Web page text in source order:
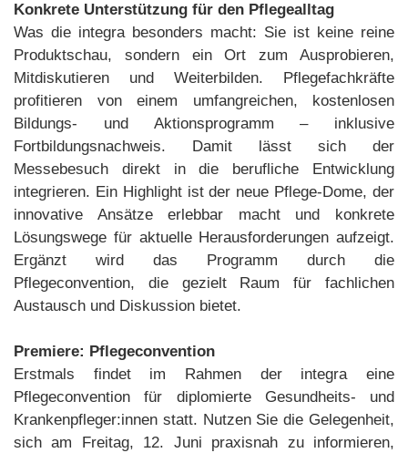
Konkrete Unterstützung für den Pflegealltag
Was die integra besonders macht: Sie ist keine reine
Produktschau, sondern ein Ort zum Ausprobieren,
Mitdiskutieren und Weiterbilden. Pflegefachkräfte
profitieren von einem umfangreichen, kostenlosen
Bildungs- und Aktionsprogramm – inklusive
Fortbildungsnachweis. Damit lässt sich der
Messebesuch direkt in die berufliche Entwicklung
integrieren. Ein Highlight ist der neue Pflege-Dome, der
innovative Ansätze erlebbar macht und konkrete
Lösungswege für aktuelle Herausforderungen aufzeigt.
Ergänzt wird das Programm durch die
Pflegeconvention, die gezielt Raum für fachlichen
Austausch und Diskussion bietet.
Premiere: Pflegeconvention
Erstmals findet im Rahmen der integra eine
Pflegeconvention für diplomierte Gesundheits- und
Krankenpfleger:innen statt. Nutzen Sie die Gelegenheit,
sich am Freitag, 12. Juni praxisnah zu informieren,